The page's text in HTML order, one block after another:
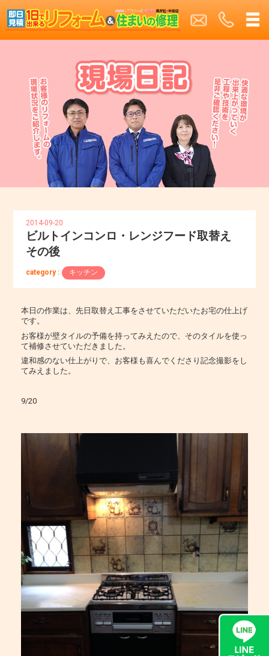
2014-09-20
ビルトインコンロ・レンジフード取替え
その後
category : キッチン
本日の作業は、先日取替え工事をさせていただいたお宅の仕上げ
です。
お客様が壁タイルの予備を持ってみえたので、そのタイルを使っ
て補修させていただきました。
違和感のない仕上がりで、お客様も喜んでくださり記念撮影をし
てみえました。
9/20